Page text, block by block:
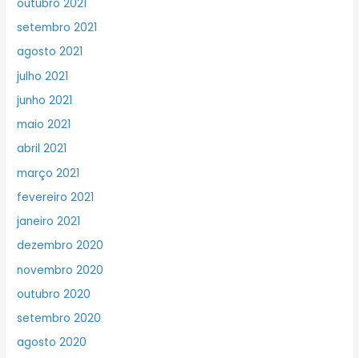
outubro 2021
setembro 2021
agosto 2021
julho 2021
junho 2021
maio 2021
abril 2021
março 2021
fevereiro 2021
janeiro 2021
dezembro 2020
novembro 2020
outubro 2020
setembro 2020
agosto 2020